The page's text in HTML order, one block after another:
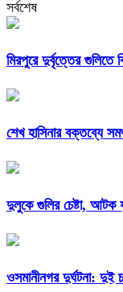
সর্বশেষ
মিরপুরে দুর্বৃত্তের
শেখ হাসিনার বক্তব্যে
দুলুকে গুলির চেষ্টা, আটক
ওসমানীনগর দুর্ঘটনা: